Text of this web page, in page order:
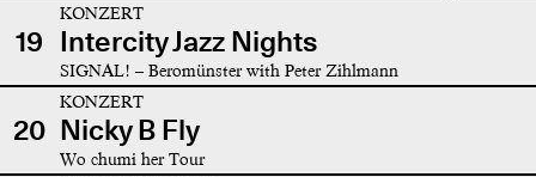
19
KONZERT
Intercity Jazz Nights
SIGNAL! – Beromünster with Peter Zihlmann
20
KONZERT
Nicky B Fly
Wo chumi her Tour